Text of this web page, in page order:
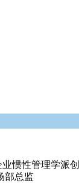
惯性管理学派
部总监